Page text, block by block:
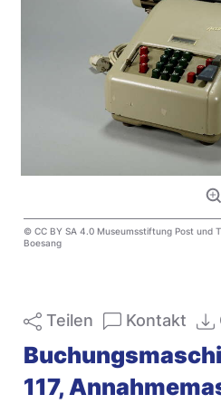
© CC BY SA 4.0 Museumsstiftung Post und
Boesang
Teilen Kontakt
117,